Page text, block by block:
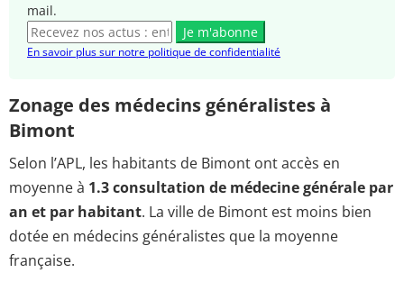
mail.
Je m'abonne
En savoir plus sur notre politique de confidentialité
Zonage des médecins généralistes à
Bimont
Selon l’APL, les habitants de Bimont ont accès en
moyenne à 1.3 consultation de médecine générale par
an et par habitant. La ville de Bimont est moins bien
dotée en médecins généralistes que la moyenne
française.